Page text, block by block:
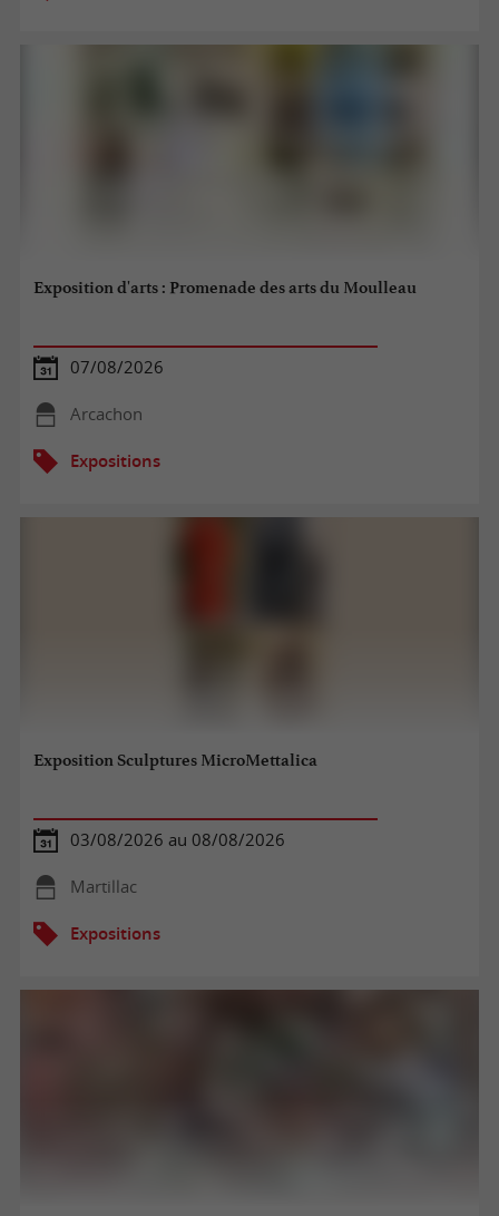
Exposition d'arts : Promenade des arts du Moulleau
07/08/2026
Arcachon
Expositions
Exposition Sculptures MicroMettalica
03/08/2026 au 08/08/2026
Martillac
Expositions